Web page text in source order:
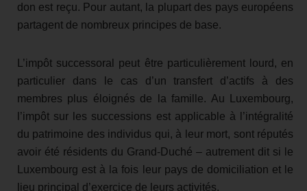
don est reçu. Pour autant, la plupart des pays européens
partagent de nombreux principes de base.
L’impôt successoral peut être particulièrement lourd, en
particulier dans le cas d’un transfert d’actifs à des
membres plus éloignés de la famille. Au Luxembourg,
l’impôt sur les successions est applicable à l’intégralité
du patrimoine des individus qui, à leur mort, sont réputés
avoir été résidents du Grand-Duché – autrement dit si le
Luxembourg est à la fois leur pays de domiciliation et le
lieu principal d’exercice de leurs activités.